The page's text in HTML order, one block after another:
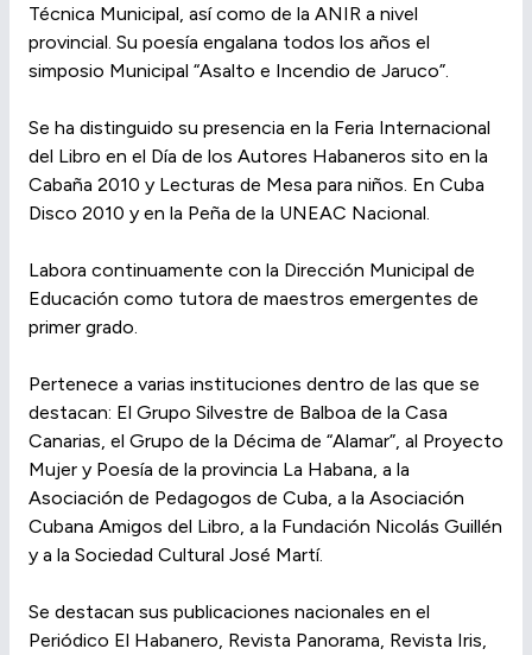
Técnica Municipal, así como de la ANIR a nivel
provincial. Su poesía engalana todos los años el
simposio Municipal “Asalto e Incendio de Jaruco”.
Se ha distinguido su presencia en la Feria Internacional
del Libro en el Día de los Autores Habaneros sito en la
Cabaña 2010 y Lecturas de Mesa para niños. En Cuba
Disco 2010 y en la Peña de la UNEAC Nacional.
Labora continuamente con la Dirección Municipal de
Educación como tutora de maestros emergentes de
primer grado.
Pertenece a varias instituciones dentro de las que se
destacan: El Grupo Silvestre de Balboa de la Casa
Canarias, el Grupo de la Décima de “Alamar”, al Proyecto
Mujer y Poesía de la provincia La Habana, a la
Asociación de Pedagogos de Cuba, a la Asociación
Cubana Amigos del Libro, a la Fundación Nicolás Guillén
y a la Sociedad Cultural José Martí.
Se destacan sus publicaciones nacionales en el
Periódico El Habanero, Revista Panorama, Revista Iris,